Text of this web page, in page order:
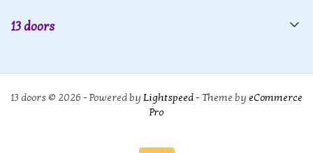
13 doors
13 doors © 2026 - Powered by Lightspeed- Theme by eCommerce
Pro